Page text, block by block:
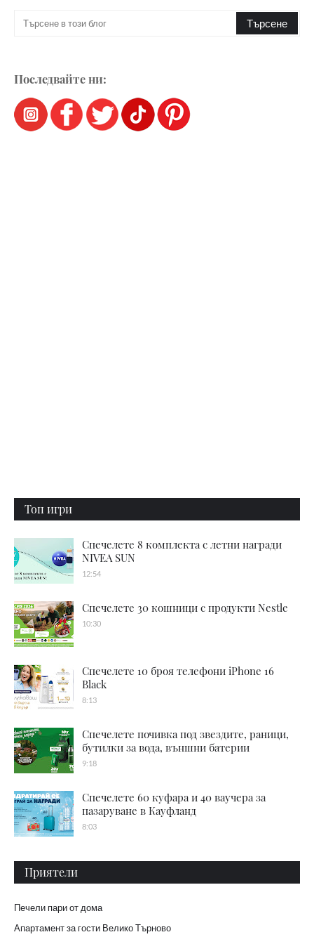
Последвайте ни:
Топ игри
Спечелете 8 комплекта с летни награди
NIVEA SUN
12:54
Спечелете 30 кошници с продукти Nestle
10:30
Спечелете 10 броя телефони iPhone 16
Black
8:13
Спечелете почивка под звездите, раници,
бутилки за вода, външни батерии
9:18
Спечелете 60 куфара и 40 ваучера за
пазаруване в Кауфланд
8:03
Приятели
Печели пари от дома
Апартамент за гости Велико Търново